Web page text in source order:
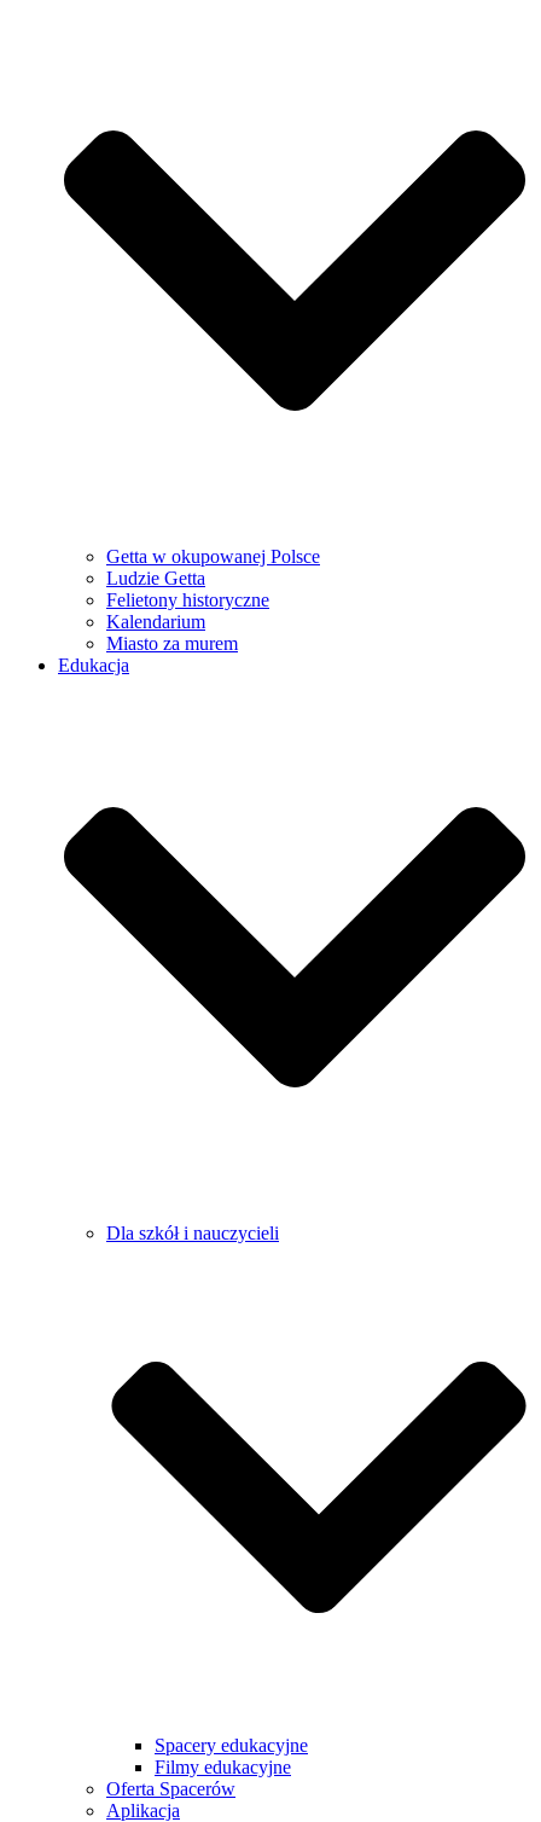
Getta w okupowanej Polsce
Ludzie Getta
Felietony historyczne
Kalendarium
Miasto za murem
Edukacja
Dla szkół i nauczycieli
Spacery edukacyjne
Filmy edukacyjne
Oferta Spacerów
Aplikacja